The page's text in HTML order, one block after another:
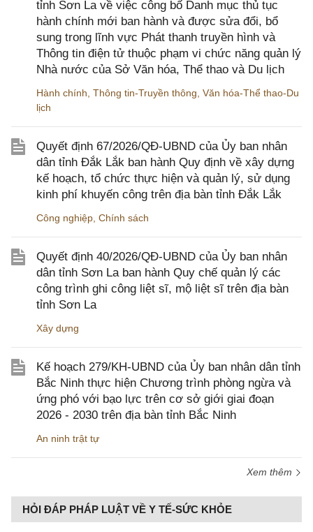
tỉnh Sơn La về việc công bố Danh mục thủ tục
hành chính mới ban hành và được sửa đổi, bổ
sung trong lĩnh vực Phát thanh truyền hình và
Thông tin điện tử thuộc phạm vi chức năng quản lý
Nhà nước của Sở Văn hóa, Thể thao và Du lịch
Hành chính Thông tin-Truyền thông Văn hóa-Thể thao-Du
lịch
Quyết định 67/2026/QĐ-UBND của Ủy ban nhân
dân tỉnh Đắk Lắk ban hành Quy định về xây dựng
kế hoạch, tổ chức thực hiện và quản lý, sử dụng
kinh phí khuyến công trên địa bàn tỉnh Đắk Lắk
Công nghiệp Chính sách
Quyết định 40/2026/QĐ-UBND của Ủy ban nhân
dân tỉnh Sơn La ban hành Quy chế quản lý các
công trình ghi công liệt sĩ, mộ liệt sĩ trên địa bàn
tỉnh Sơn La
Xây dựng
Kế hoạch 279/KH-UBND của Ủy ban nhân dân tỉnh
Bắc Ninh thực hiện Chương trình phòng ngừa và
ứng phó với bạo lực trên cơ sở giới giai đoạn
2026 - 2030 trên địa bàn tỉnh Bắc Ninh
An ninh trật tự
Xem thêm
HỎI ĐÁP PHÁP LUẬT VỀ Y TẾ-SỨC KHỎE